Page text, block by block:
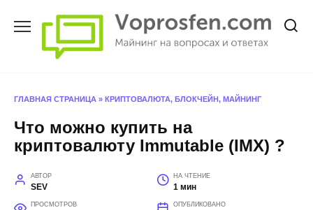
ГЛАВНАЯ СТРАНИЦА » КРИПТОВАЛЮТА, БЛОКЧЕЙН, МАЙНИНГ
Что можно купить на
криптовалюту Immutable (IMX) ?
АВТОР
SEV
НА ЧТЕНИЕ
1 мин
ПРОСМОТРОВ ОПУБЛИКОВАНО